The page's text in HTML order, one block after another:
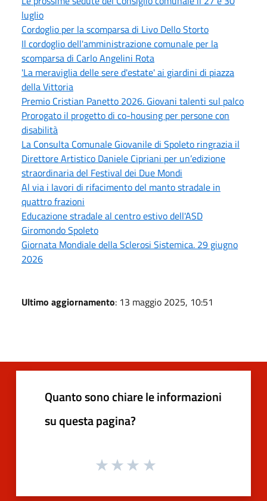
luglio
Cordoglio per la scomparsa di Livo Dello Storto
Il cordoglio dell'amministrazione comunale per la
scomparsa di Carlo Angelini Rota
'La meraviglia delle sere d'estate' ai giardini di piazza
della Vittoria
Premio Cristian Panetto 2026. Giovani talenti sul palco
Prorogato il progetto di co-housing per persone con
disabilità
La Consulta Comunale Giovanile di Spoleto ringrazia il
Direttore Artistico Daniele Cipriani per un’edizione
straordinaria del Festival dei Due Mondi
Al via i lavori di rifacimento del manto stradale in
quattro frazioni
Educazione stradale al centro estivo dell'ASD
Giromondo Spoleto
Giornata Mondiale della Sclerosi Sistemica. 29 giugno
2026
Ultimo aggiornamento: 13 maggio 2025, 10:51
Quanto sono chiare le informazioni
su questa pagina?